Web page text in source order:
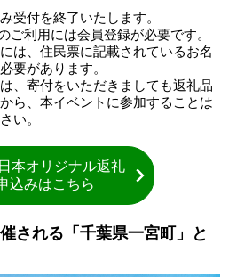
受付を終了いたします。
利用には会員登録が必要です。
は、住民票に記載されているお名
要があります。
、寄付をいただきましても返礼品
ら、本イベントに参加することは
い。
本オリジナル返礼
込みはこちら
される「千葉県一宮町」と